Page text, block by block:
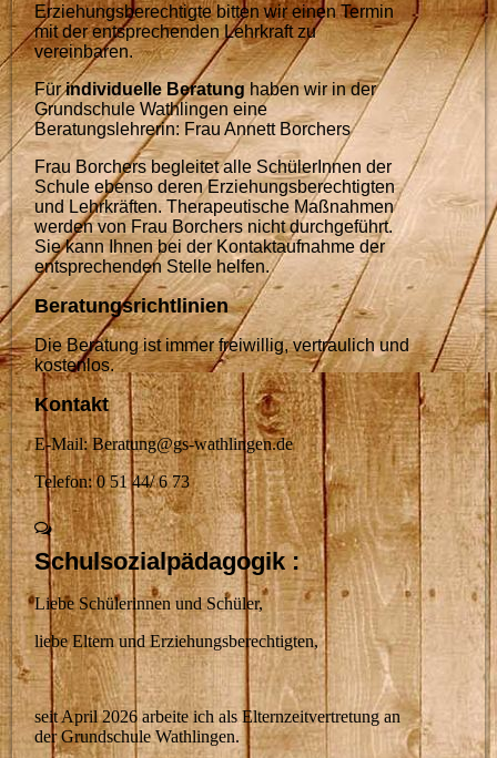
Erziehungsberechtigte bitten wir einen Termin
mit der entsprechenden Lehrkraft zu
vereinbaren.
Fürindividuelle Beratung haben wir in der
Grundschule Wathlingen eine
Beratungslehrerin: Frau Annett Borchers
Frau Borchers begleitet alle SchülerInnen der
Schule ebenso deren Erziehungsberechtigten
und Lehrkräften. Therapeutische Maßnahmen
werden von Frau Borchers nicht durchgeführt.
Sie kann Ihnen bei der Kontaktaufnahme der
entsprechenden Stelle helfen.
Beratungsrichtlinien
Die Beratung ist immer freiwillig, vertraulich und
kostenlos.
Kontakt
E-Mail: Beratung@gs-wathlingen.de
Telefon: 0 51 44/ 6 73
Schulsozialpädagogik :
Liebe Schülerinnen und Schüler,
liebe Eltern und Erziehungsberechtigten,
seit April 2026 arbeite ich als Elternzeitvertretung an
der Grundschule Wathlingen.